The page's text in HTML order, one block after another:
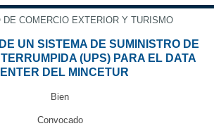
DE COMERCIO EXTERIOR Y TURISMO
UN SISTEMA DE SUMINISTRO DE
(UPS) PARA EL DATA
DEL MINCETUR
Bien
Convocado